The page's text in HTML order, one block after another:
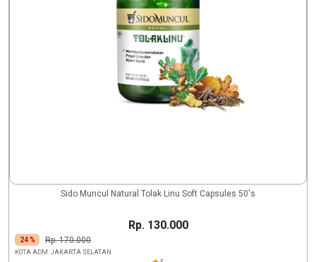
Sido Muncul Natural Tolak Linu Soft Capsules 50's
Rp. 130.000
24 % Rp. 170.000
KOTA ADM. JAKARTA SELATAN